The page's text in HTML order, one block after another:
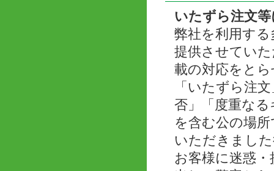
いたずら注文
弊社を利用す
提供させてい
載の対応をと
「いたずら注
否」「度重な
を含む公の場
いただきまし
お客様に迷惑